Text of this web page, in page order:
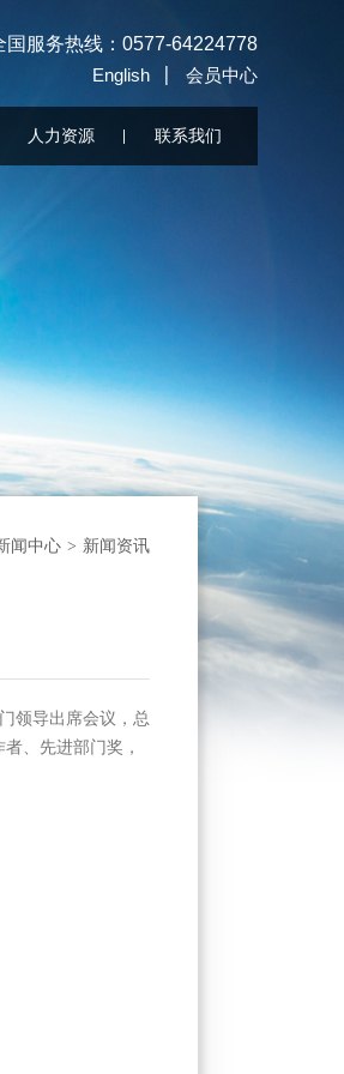
国服务热线：0577-64224778
English
会员中心
人力资源 联系我们
闻中心 > 新闻资讯
领导出席会议，总
、先进部门奖，